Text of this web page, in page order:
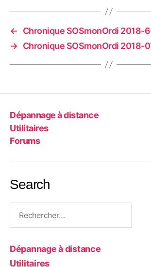
←
Chronique SOSmonOrdi 2018-
→ Chronique SOSmonOrdi 2018-
Dépannage à distance
Utilitaires
Forums
Search
Dépannage à distance
Utilitaires